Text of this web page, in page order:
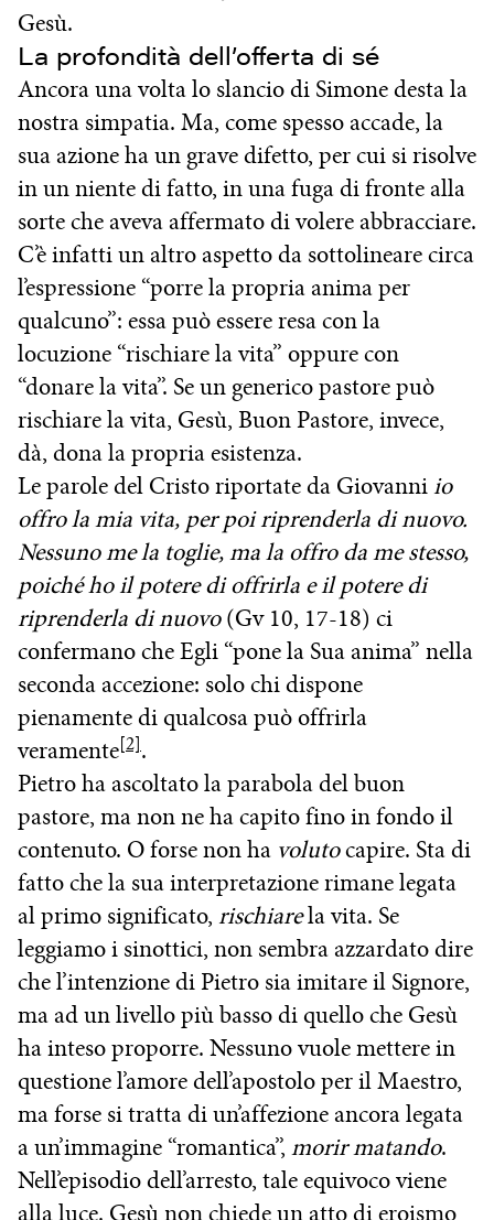
Gesù.
La profondità dell’offerta di sé
Ancora una volta lo slancio di Simone desta la
nostra simpatia. Ma, come spesso accade, la
sua azione ha un grave difetto, per cui si risolve
in un niente di fatto, in una fuga di fronte alla
sorte che aveva affermato di volere abbracciare.
C’è infatti un altro aspetto da sottolineare circa
l’espressione “porre la propria anima per
qualcuno”: essa può essere resa con la
locuzione “rischiare la vita” oppure con
“donare la vita”. Se un generico pastore può
rischiare la vita, Gesù, Buon Pastore, invece,
dà, dona la propria esistenza.
Le parole del Cristo riportate da Giovanniio
offro la mia vita, per poi riprenderla di nuovo.
Nessuno me la toglie, ma la offro da me stesso,
poiché ho il potere di offrirla e il potere di
riprenderla di nuovo(Gv 10, 17-18) ci
confermano che Egli “pone la Sua anima” nella
seconda accezione: solo chi dispone
pienamente di qualcosa può offrirla
veramente[2].
Pietro ha ascoltato la parabola del buon
pastore, ma non ne ha capito fino in fondo il
contenuto. O forse non ha volutocapire. Sta di
fatto che la sua interpretazione rimane legata
al primo significato, rischiarela vita. Se
leggiamo i sinottici, non sembra azzardato dire
che l’intenzione di Pietro sia imitare il Signore,
ma ad un livello più basso di quello che Gesù
ha inteso proporre. Nessuno vuole mettere in
questione l’amore dell’apostolo per il Maestro,
ma forse si tratta di un’affezione ancora legata
a un’immagine “romantica”, morir matando.
Nell’episodio dell’arresto, tale equivoco viene